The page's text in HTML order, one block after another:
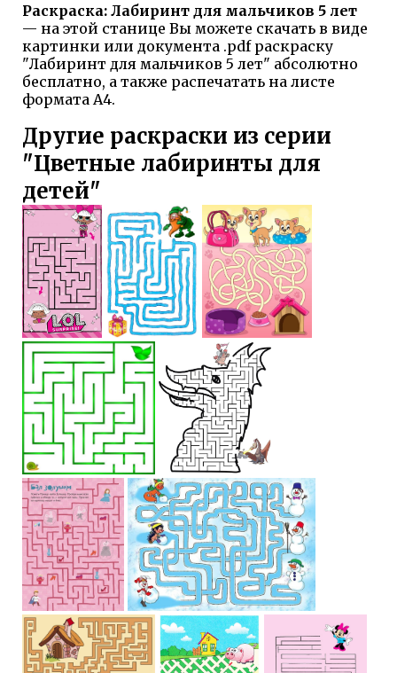
Раскраска: Лабиринт для мальчиков 5 лет
— на этой станице Вы можете скачать в виде
картинки или документа .pdf раскраску
"Лабиринт для мальчиков 5 лет" абсолютно
бесплатно, а также распечатать на листе
формата А4.
Другие раскраски из серии
"Цветные лабиринты для
детей"